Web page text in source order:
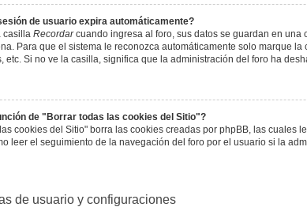
de usuario expira automáticamente?
casilla Recordarcuando ingresa al foro, sus datos se guardan en una
Para que el sistema le reconozca automáticamente solo marque
etc. Si no ve la casilla, significa que la administración del foro ha
de "Borrar todas las cookies del Sitio"?
cookies del Sitio" borra las cookies creadas por phpBB, las
leer el seguimiento de la navegación del foro por el usuario si la
de usuario y configuraciones